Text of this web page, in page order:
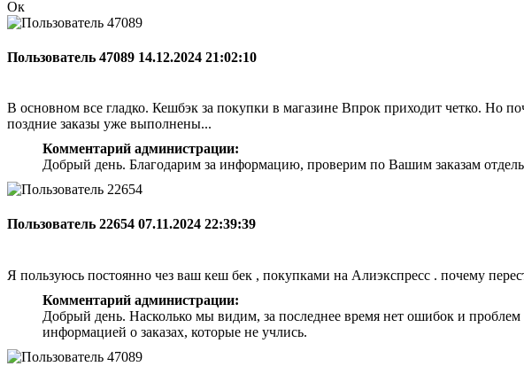
Ок
Пользователь 47089 14.12.2024 21:02:10
В основном все гладко. Кешбэк за покупки в магазине Впрок приходит четко. Но
поздние заказы уже выполнены...
Комментарий администрации:
Добрый день. Благодарим за информацию, проверим по Вашим заказам
Пользователь 22654 07.11.2024 22:39:39
Я пользуюсь постоянно чез ваш кеш бек , покупками на Алиэкспресс . почему
Комментарий администрации:
Добрый день. Насколько мы видим, за последнее время нет ошибок и
информацией о заказах, которые не учлись.